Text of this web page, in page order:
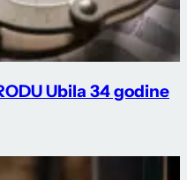
Ubila 34 godine